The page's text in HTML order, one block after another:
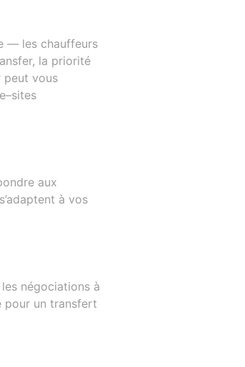
— les chauffeurs
la priorité
peut vous
aux
à vos
négociations à
pour un transfert